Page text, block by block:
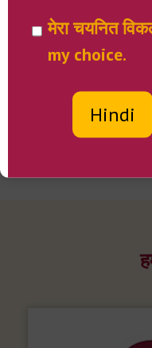
मेरा चयनित
my choice.
Hindi